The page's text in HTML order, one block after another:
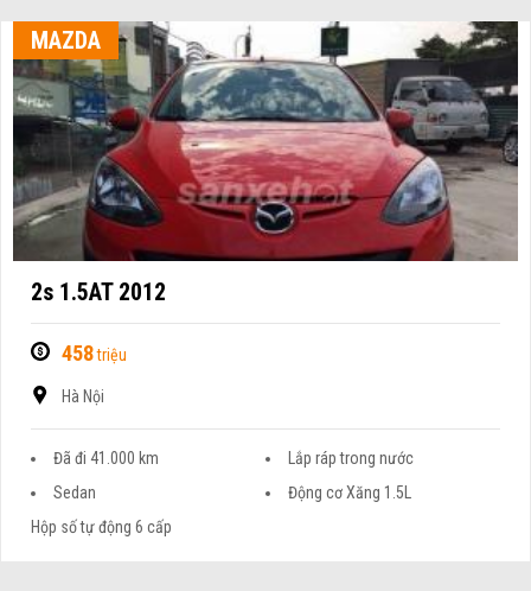
MAZDA
2s 1.5AT 2012
458triệu
Hà Nội
Đã đi 41.000 km
Lắp ráp trong nước
Sedan
Động cơ Xăng 1.5L
Hộp số tự động 6 cấp